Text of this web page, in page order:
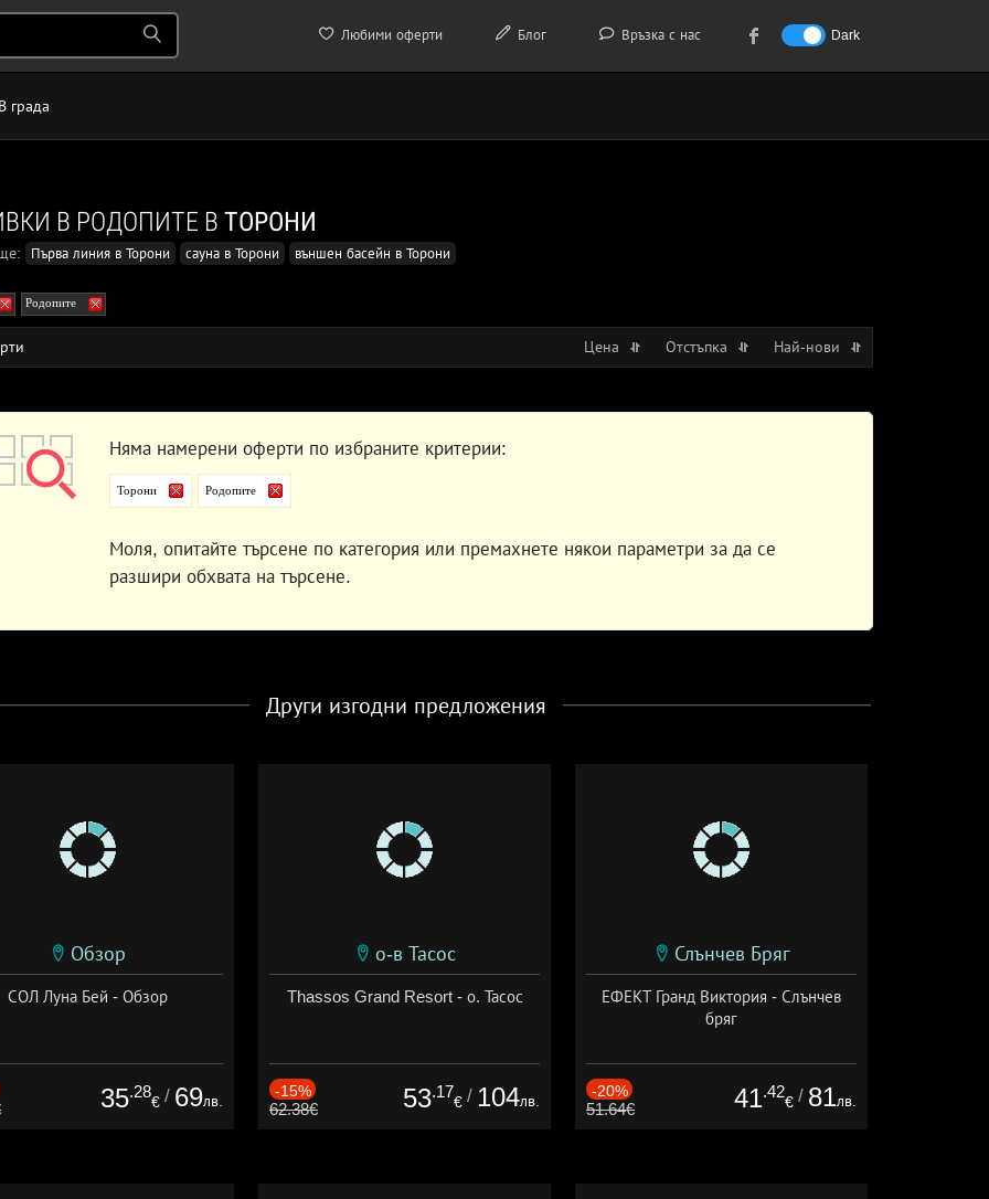
Любими оферти Блог Връзка с нас Dark
В града
В РОДОПИТЕ В ТОРОНИ
Първа линия в Торони сауна в Торони външен басейн в Торони
Родопите
Цена Отстъпка Най-нови
Няма намерени оферти по избраните критерии:
Торони Родопите
Моля, опитайте търсене по категория или премахнете някои параметри за да се
разшири обхвата на търсене.
Други изгодни предложения
Обзор
СОЛ Луна Бей - Обзор
35.28
€ / 69лв.
о-в Тасос
Thassos Grand Resort - о. Тасос
-15%
62.38€ 53.17
€ / 104лв.
Слънчев Бряг
ЕФЕКТ Гранд Виктория - Слънчев
бряг
-20%
51.64€ 41.42
€ / 81лв.